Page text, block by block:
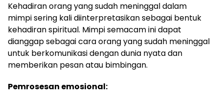
Kehadiran orang yang sudah meninggal dalam
mimpi sering kali diinterpretasikan sebagai bentuk
kehadiran spiritual. Mimpi semacam ini dapat
dianggap sebagai cara orang yang sudah meninggal
untuk berkomunikasi dengan dunia nyata dan
memberikan pesan atau bimbingan.
Pemrosesan emosional: